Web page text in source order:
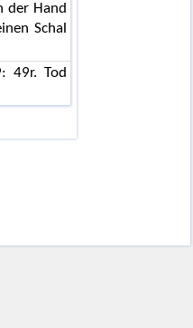
der Hand
Schal
49r. Tod